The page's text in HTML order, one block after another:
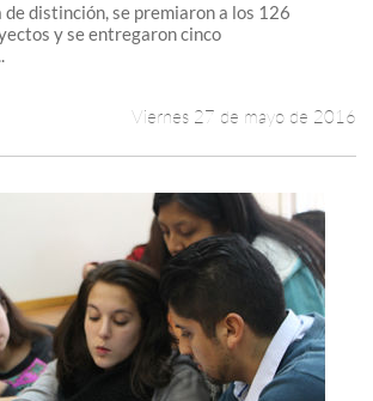
de distinción, se premiaron a los 126
y se entregaron cinco
Viernes 27 de mayo de 2016